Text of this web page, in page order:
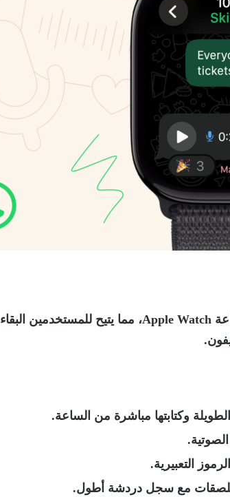
أطلقت شركة واتساب تطبيقها الرسمي الجديد لساعة Apple Watch، مما يتيح للمستخدمين البقاء
.
وكتابتها مباشرة من الساعة.
التعبيرية.
مع سجل دردشة أطول.